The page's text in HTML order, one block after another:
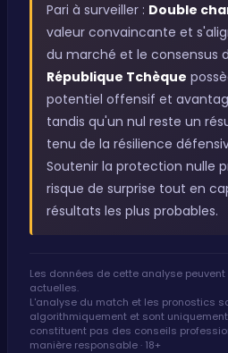
Pari à surveiller : Double
valeur convaincante et
du marché et le consensus
République Tchèque
potentiel offensif et
tandis qu'un nul reste un
tenu de la résilience
Soutenir la protection nulle
risque de surprise tout en
résultats les plus probables.
Les données de cette analyse
actuelles.
L'analyse du match et les pronostics
algorithmiquement et sont
constituent pas des conseils
manière responsable · 18+